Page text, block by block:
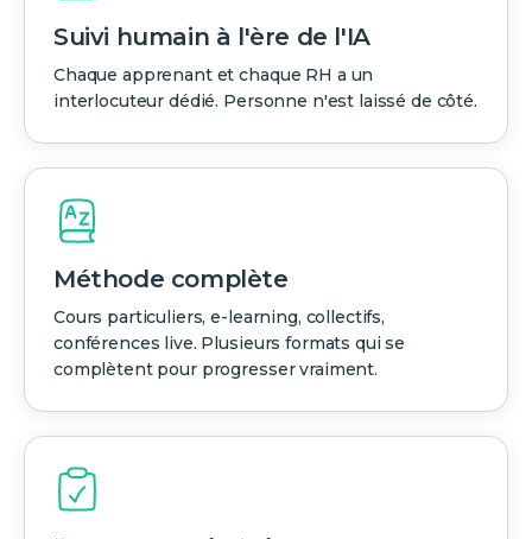
Suivi humain à l'ère de l'IA
Chaque apprenant et chaque RH a un
interlocuteur dédié. Personne n'est laissé de côté.
Méthode complète
Cours particuliers, e-learning, collectifs,
conférences live. Plusieurs formats qui se
complètent pour progresser vraiment.